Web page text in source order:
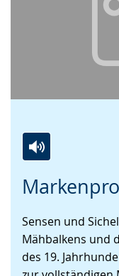
Leichten
wechseln.
Audio-
Video
Deutscher
Gebärdensprache
wird
Sensen und
Mähbalkens und
des 19.